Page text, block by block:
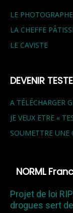
LE PHOTOGRAPHE
LA CHEFFE
LE CAVISTE
DEVENIR
A TÉLÉCHARGER
JE VEUX ETRE «
SOUMETTRE UNE
NORML
Projet de loi
drogues sert